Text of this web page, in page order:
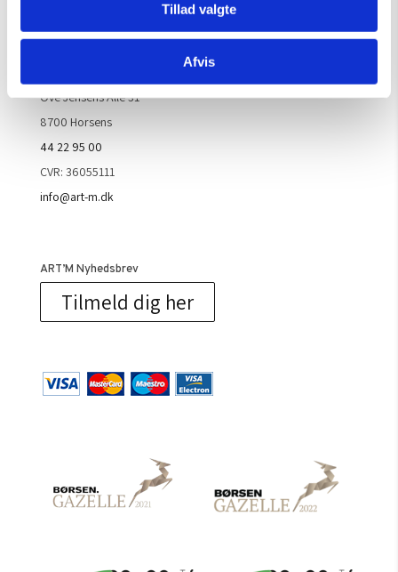
Tillad valgte
Afvis
Ove Jensens Allé 31
8700 Horsens
44 22 95 00
CVR: 36055111
info@art-m.dk
ART’M Nyhedsbrev
Tilmeld dig her